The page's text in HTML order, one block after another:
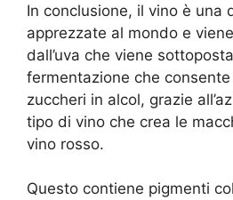
In conclusione, il vino è una
apprezzate al mondo e
dall’uva che viene
fermentazione che
zuccheri in alcol, grazie
tipo di vino che crea le
vino rosso.
Questo contiene pigmenti